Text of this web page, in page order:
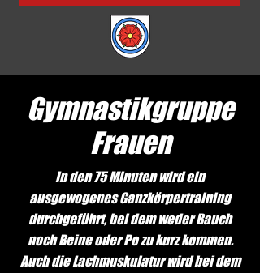
Gymnastikgruppe
Frauen
In den 75 Minuten wird ein
ausgewogenes Ganzkörpertraining
durchgeführt, bei dem weder Bauch
noch Beine oder Po zu kurz kommen.
Auch die Lachmuskulatur wird bei dem